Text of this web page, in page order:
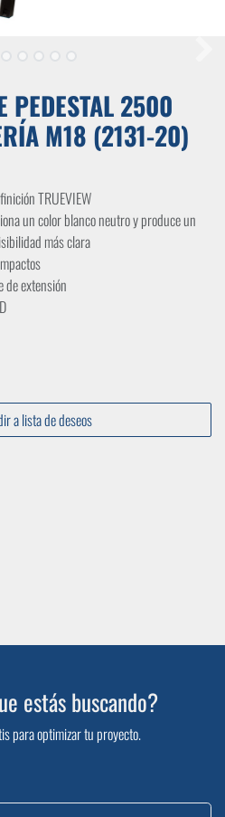
PEDESTAL 2500
M18 (2131-20)
TRUEVIEW
un color blanco neutro y produce un
más clara
de extensión
a lista de deseos
estás buscando?
para optimizar tu proyecto.